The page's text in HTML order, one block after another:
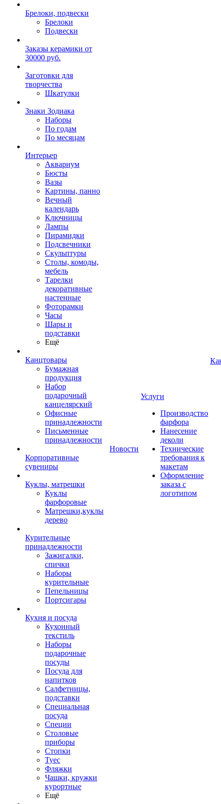
Брелоки, подвески
Брелоки
Подвески
Заказы керамики от
30000 руб.
Заготовки для
творчества
Шкатулки
Знаки Зодиака
Наборы
По годам
По месяцам
Интерьер
Аквариум
Бюсты
Вазы
Картины, панно
Вечный
календарь
Ключницы
Лампы
Пирамидки
Подсвечники
Скульптуры
Столы, комоды,
мебель
Тарелки
декоративные
настенные
Фоторамки
Часы
Шары и
подставки
Ещё
Канцтовары
Бумажная
продукция
Набор
подарочный
канцелярский
Офисные
принадлежности
Письменные
принадлежности
Корпоративные
сувениры
Куклы, матрешки
Куклы
фарфоровые
Матрешки,куклы
дерево
Курительные
принадлежности
Зажигалки,
спички
Наборы
курительные
Пепельницы
Портсигары
Кухня и посуда
Кухонный
текстиль
Наборы
подарочные
посуды
Посуда для
напитков
Салфетницы,
подставки
Специальная
посуда
Специи
Столовые
приборы
Стопки
Туес
Фляжки
Чашки, кружки
курортные
Ещё
Новости
Услуги
Производство
фарфора
Нанесение
деколи
Технические
требования к
макетам
Оформление
заказа с
логотипом